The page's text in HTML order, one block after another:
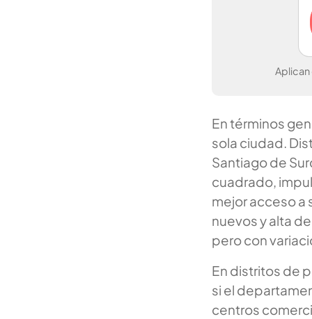
En términos
sola ciudad.
Santiago de
cuadrado,
mejor acceso a
nuevos y alta
pero con
En distritos de
si el
centros